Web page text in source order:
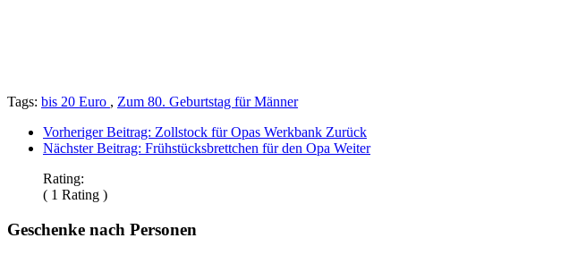
Tags: bis 20 Euro , Zum 80. Geburtstag für Männer
Vorheriger Beitrag: Zollstock für Opas Werkbank Zurück
Nächster Beitrag: Frühstücksbrettchen für den Opa Weiter
Rating:
( 1 Rating )
Geschenke nach Personen